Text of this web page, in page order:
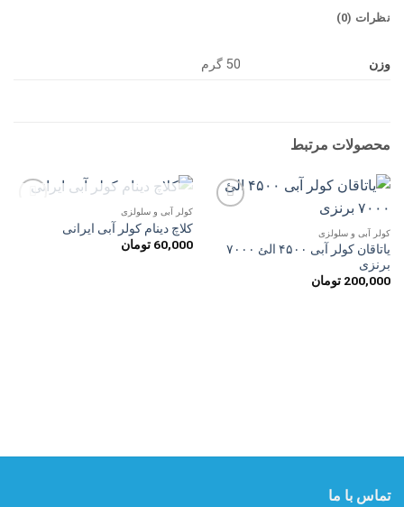
نظرات (0)
وزن 50 گرم
محصولات مرتبط
علاقه
مندی
کولر آبی و سلولزی
یاتاقان کولر آبی ۴۵۰۰ الئ ۷۰۰۰
برنزی
200,000 تومان
ناموجودکولر آبی و سلولزی
کلاچ دینام کولر آبی ایرانی
60,000 تومان
تماس با ما